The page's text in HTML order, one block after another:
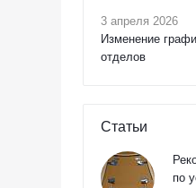
3 апреля 2026
Изменение
отделов
Статьи
по